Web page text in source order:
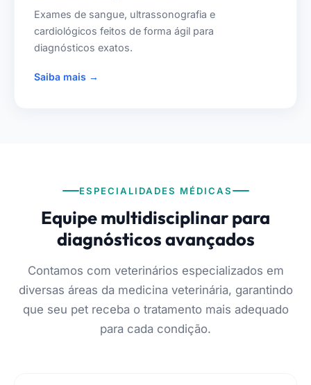
Exames de sangue, ultrassonografia e
cardiológicos feitos de forma ágil para
diagnósticos exatos.
Saiba mais →
ESPECIALIDADES MÉDICAS
Equipe multidisciplinar para
diagnósticos avançados
Contamos com veterinários especializados em
diversas áreas da medicina veterinária, garantindo
que seu pet receba o tratamento mais adequado
para cada condição.